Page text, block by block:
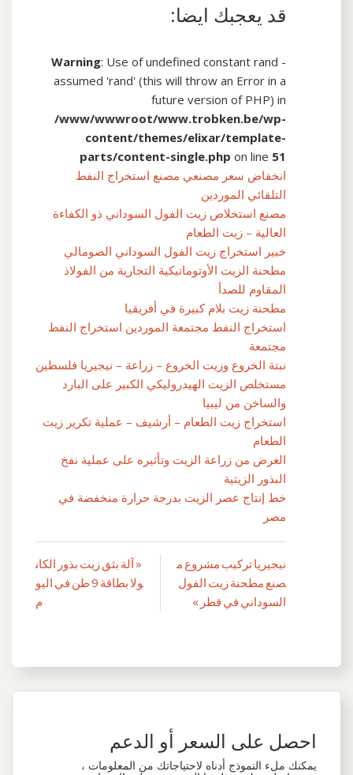
قد يعجبك ايضا:
Warning: Use of undefined constant rand -
assumed 'rand' (this will throw an Error in a
future version of PHP) in
/www/wwwroot/www.trobken.be/wp-
content/themes/elixar/template-
parts/content-single.php on line 51
انخفاض سعر مصنعي مصنع استخراج النفط
التلقائي الموردين
مصنع استخلاص زيت الفول السوداني ذو الكفاءة
العالية – زيت الطعام
خبير استخراج زيت الفول السوداني الصومالي
مطحنة الزيت الأوتوماتيكية التجارية من الفولاذ
المقاوم للصدأ
مطحنة زيت بلام كبيرة في أفريقيا
استخراج النفط مجتمعة الموردين استخراج النفط
مجتمعة
نبتة الخروع وزيت الخروع – زراعة – نيجيريا فلسطين
مستخلص الزيت الهيدروليكي الكبير على البارد
والساخن من ليبيا
استخراج زيت الطعام – أرشيف – عملية تكرير زيت
الطعام
الغرض من زراعة الزيت وتأثيره على عملية نفخ
البذور الزيتية
خط إنتاج عصر الزيت بدرجة حرارة منخفضة في
مصر
تصفّح
المقالات
« آلة بثق زيت بذور الكان
ولا بطاقة 9 طن في اليو
م
نيجيريا تركيب مشروع م
صنع مطحنة زيت الفول
السوداني في قطر »
احصل على السعر أو الدعم
يمكنك ملء النموذج أدناه لاحتياجاتك من المعلومات ،